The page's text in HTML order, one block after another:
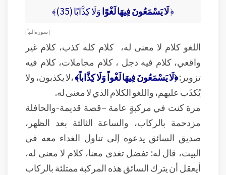
﴿لَا يَسْمَعُونَ فِيهَا لَغْوًاوَلَا كِذَّابًا (35)﴾
[ سورة النبأ ]
اللغو كلام لا معنى له، كلام كله كذب، كلام غير
واقعي، كلام فيه دجل ، كلام مجاملات، كلام فيه
تزوير:﴿لَا يَسْمَعُونَ فِيهَا لَغْواً وَلَا كِذَّاباً﴾،لا يكذبون، ولا
يُكذَب عليهم، واللغو الكلام الذي لا معنى له.
مرة كنت في مركبةٍ عامة –قصة قديمة-والحافلة
مزدحمة بالركاب، والساعة الثالثة بعد الظهر،
صديق السائق يدعوه إلى تناول الغداء معه في
البيت، قال له: تفضل تغدى معنا، كلام لا معنى له،
أيعقل أن يترك السائق هذه المركبة ممتلئة بالركاب